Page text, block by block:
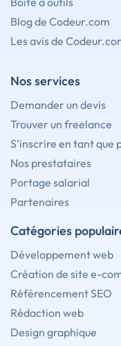
Blog de Codeur.com
Les avis de
Nos services
Demander un devis
Trouver un freelance
S'inscrire en tant que
Nos prestataires
Portage salarial
Partenaires
Catégories
Développement web
Création de site e-
Référencement SEO
Rédaction web
Design graphique